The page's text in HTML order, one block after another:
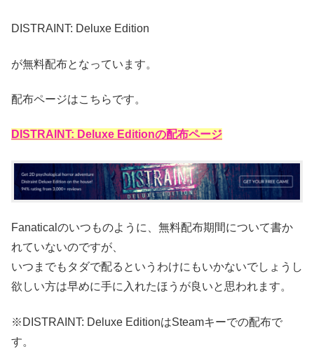
DISTRAINT: Deluxe Edition
が無料配布となっています。
配布ページはこちらです。
DISTRAINT: Deluxe Editionの配布ページ
Fanaticalのいつものように、無料配布期間について書か
れていないのですが、
いつまでもタダで配るというわけにもいかないでしょうし
欲しい方は早めに手に入れたほうが良いと思われます。
※DISTRAINT: Deluxe EditionはSteamキーでの配布で
す。